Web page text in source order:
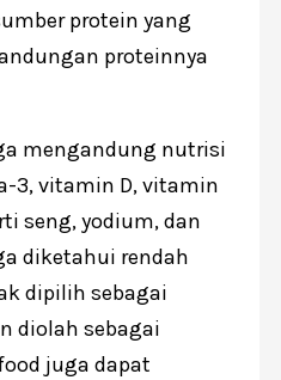
protein yang
proteinnya
mengandung nutrisi
3, vitamin D, vitamin
seng, yodium, dan
diketahui rendah
dipilih sebagai
diolah sebagai
juga dapat